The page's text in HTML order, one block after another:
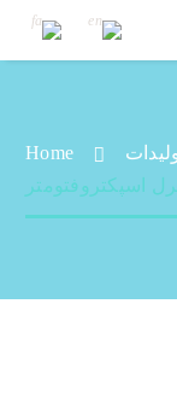
Home
اسپکتروفتومتر